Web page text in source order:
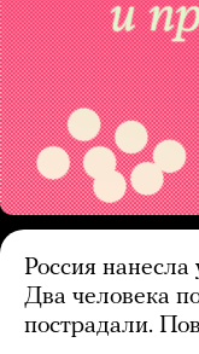
Россия
Два человека
пострадали.